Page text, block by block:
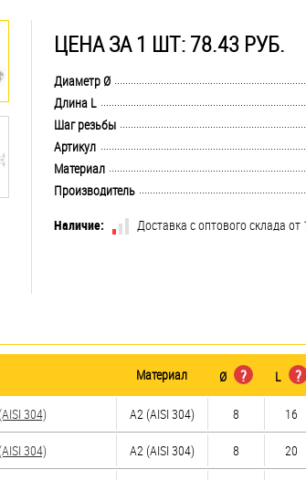
ЦЕНА ЗА 1 ШТ: 78.43 РУБ.
Диаметр Ø
Длина L
Шаг резьбы
Артикул
Материал
Производитель
Наличие:
Доставка с оптового склада от
Материал Ø ? L ?
304)
А2 (AISI 304) 8 16
304) А2 (AISI 304) 8 20